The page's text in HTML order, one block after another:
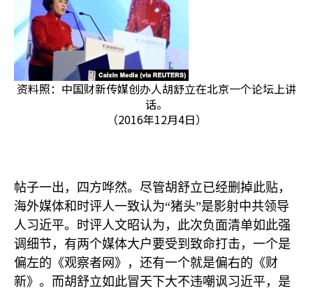
资料照：中国财新传媒创办人胡舒立在北京一个论坛上讲
话。
（2016年12月4日）
帖子一出，四方哗然。尽管胡舒立已经删掉此贴，
海外媒体和时评人一致认为“猪头”是影射中共领导
人习近平。时评人文昭认为，此次负面清单如此强
调细节，有两个媒体大户要受到致命打击，一个是
偏左的《观察者网》，还有一个就是偏右的《财
新》。而胡舒立如此冒天下大不违嘲讽习近平，是